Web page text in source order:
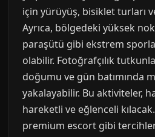
için yürüyüş, bisiklet turları
Ayrıca, bölgedeki yüksek
paraşütü gibi ekstrem
olabilir. Fotoğrafçılık
doğumu ve gün batımında
yakalayabilir. Bu aktiviteler,
hareketli ve eğlenceli
premium escort gibi